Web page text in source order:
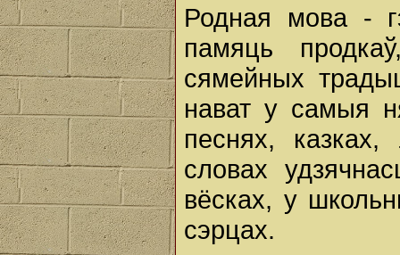
Родная мова -
памяць
сямейных
нават у самыя
песнях,
словах
вёсках, у
сэрцах.